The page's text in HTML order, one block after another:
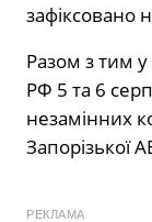
зафіксовано
Разом з тим
РФ 5 та 6
незамінних
Запорізької
РЕКЛАМА